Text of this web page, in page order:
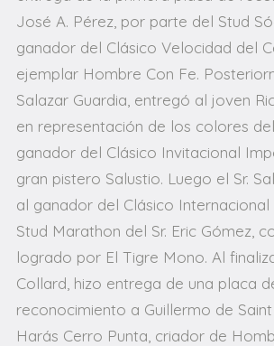
José A. Pérez, por parte del Stud
ganador del Clásico Velocidad del
ejemplar Hombre Con Fe.
Salazar Guardia, entregó al joven
en representación de los colores del
ganador del Clásico Invitacional
gran pistero Salustio. Luego el Sr.
al ganador del Clásico Internacional
Stud Marathon del Sr. Eric Gómez,
logrado por El Tigre Mono. Al
Collard, hizo entrega de una placa
reconocimiento a Guillermo de
Harás Cerro Punta, criador de